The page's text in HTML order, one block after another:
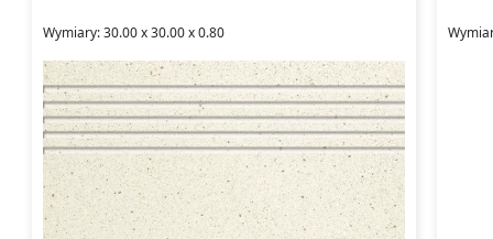
Wymiary: 30.00 x 30.00 x 0.80